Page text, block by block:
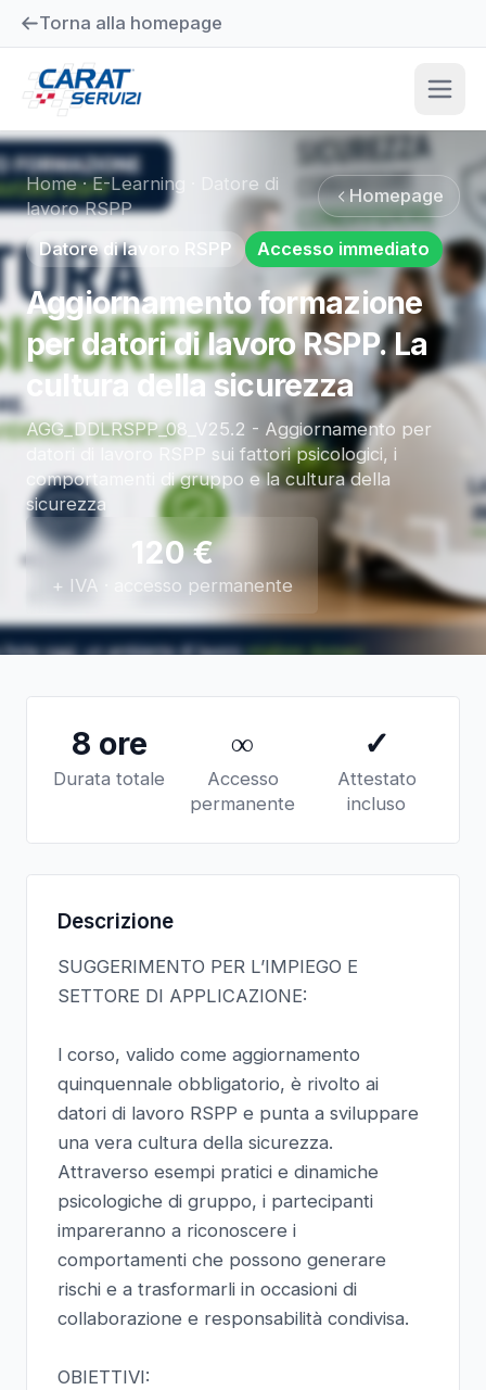
Torna alla homepage
Home·E-Learning
Datore di
lavoro RSPP
Homepage
Datore di lavoro RSPP Accesso immediato
Aggiornamento formazione
per datori di lavoro RSPP. La
cultura della sicurezza
AGG_DDLRSPP_08_V25.2 - Aggiornamento per
datori di lavoro RSPP sui fattori psicologici, i
comportamenti di gruppo e la cultura della
sicurezza
120€
+ IVA · accesso permanente
8 ore
Durata totale
∞
Accesso
permanente
✓
Attestato
incluso
Descrizione
SUGGERIMENTO PER L’IMPIEGO E
SETTORE DI APPLICAZIONE:
l corso, valido come aggiornamento
quinquennale obbligatorio, è rivolto ai
datori di lavoro RSPP e punta a sviluppare
una vera cultura della sicurezza.
Attraverso esempi pratici e dinamiche
psicologiche di gruppo, i partecipanti
impareranno a riconoscere i
comportamenti che possono generare
rischi e a trasformarli in occasioni di
collaborazione e responsabilità condivisa.
OBIETTIVI: